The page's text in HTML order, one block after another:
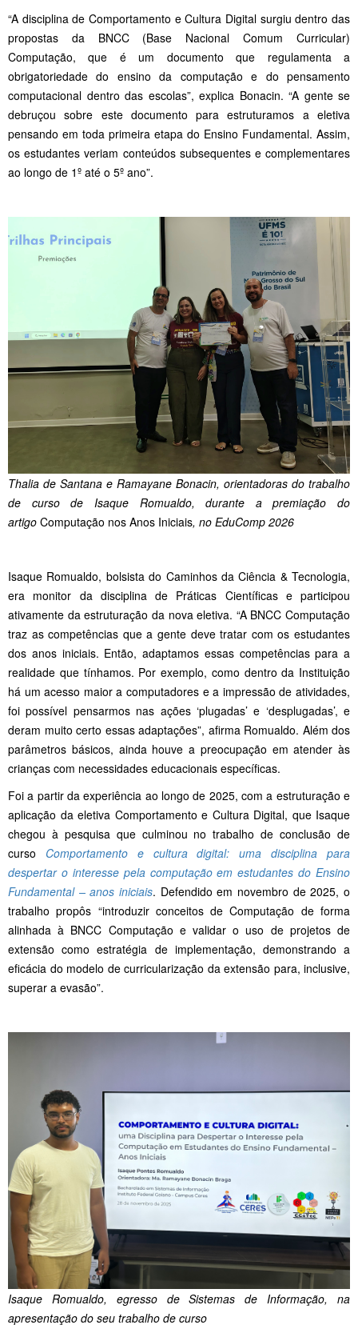
“A disciplina de Comportamento e Cultura Digital surgiu dentro das
propostas da BNCC (Base Nacional Comum Curricular)
Computação, que é um documento que regulamenta a
obrigatoriedade do ensino da computação e do pensamento
computacional dentro das escolas”, explica Bonacin. “A gente se
debruçou sobre este documento para estruturamos a eletiva
pensando em toda primeira etapa do Ensino Fundamental. Assim,
os estudantes veriam conteúdos subsequentes e complementares
ao longo de 1º até o 5º ano”.
Thalia de Santana e Ramayane Bonacin, orientadoras do trabalho
de curso de Isaque Romualdo, durante a premiação do
artigo Computação nos Anos Iniciais, no EduComp 2026
Isaque Romualdo, bolsista do Caminhos da Ciência & Tecnologia,
era monitor da disciplina de Práticas Científicas e participou
ativamente da estruturação da nova eletiva. “A BNCC Computação
traz as competências que a gente deve tratar com os estudantes
dos anos iniciais. Então, adaptamos essas competências para a
realidade que tínhamos. Por exemplo, como dentro da Instituição
há um acesso maior a computadores e a impressão de atividades,
foi possível pensarmos nas ações ‘plugadas’ e ‘desplugadas’, e
deram muito certo essas adaptações”, afirma Romualdo. Além dos
parâmetros básicos, ainda houve a preocupação em atender às
crianças com necessidades educacionais específicas.
Foi a partir da experiência ao longo de 2025, com a estruturação e
aplicação da eletiva Comportamento e Cultura Digital, que Isaque
chegou à pesquisa que culminou no trabalho de conclusão de
curso Comportamento e cultura digital: uma disciplina para
despertar o interesse pela computação em estudantes do Ensino
Fundamental – anos iniciais. Defendido em novembro de 2025, o
trabalho propôs “introduzir conceitos de Computação de forma
alinhada à BNCC Computação e validar o uso de projetos de
extensão como estratégia de implementação, demonstrando a
eficácia do modelo de curricularização da extensão para, inclusive,
superar a evasão”.
Isaque Romualdo, egresso de Sistemas de Informação, na
apresentação do seu trabalho de curso